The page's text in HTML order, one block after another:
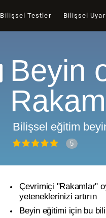
Bilişsel Testler Bilişsel
Beyin
Bilişsel eğitim
5
Çevrimiçi "Rakamlar"
yeteneklerinizi artırın
Beyin eğitimi için bu